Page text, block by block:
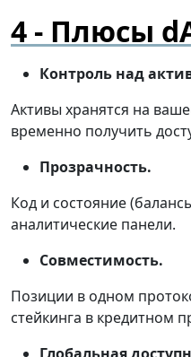
Плюсы
Контроль над
Активы хранятся на
временно получить
Прозрачность.
Код и состояние
аналитические панели.
Совместимость.
Позиции в одном
стейкинга в кредитном